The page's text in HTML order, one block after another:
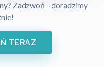
Zadzwoń – doradzimy
TERAZ